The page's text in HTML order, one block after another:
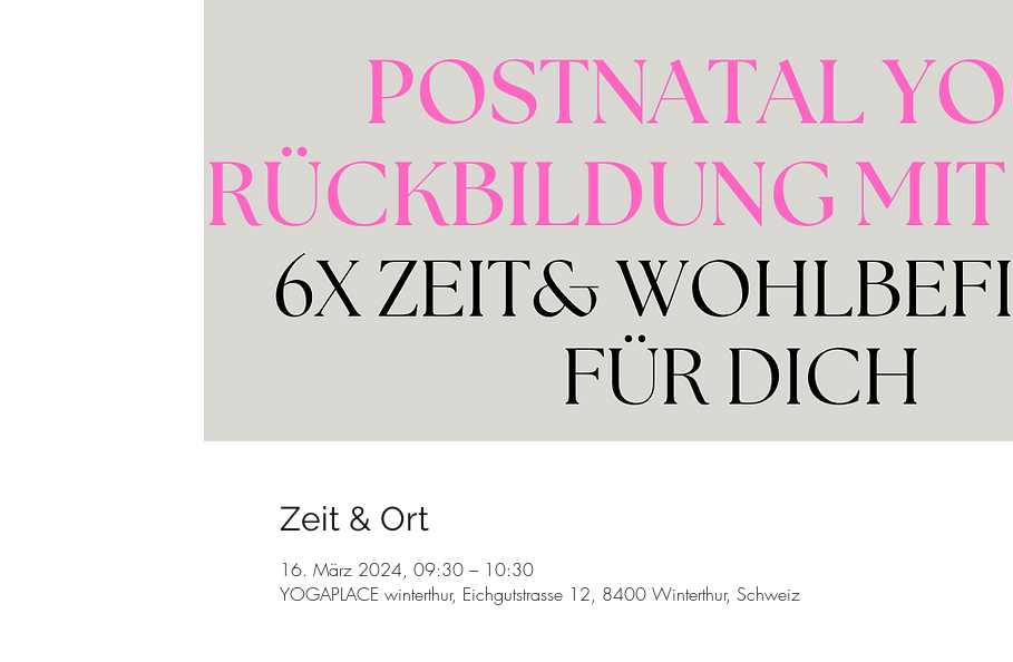
Zeit & Ort
16. März 2024, 09:30 – 10:30
YOGAPLACE winterthur, Eichgutstrasse 12, 8400 Winterthur, Schweiz